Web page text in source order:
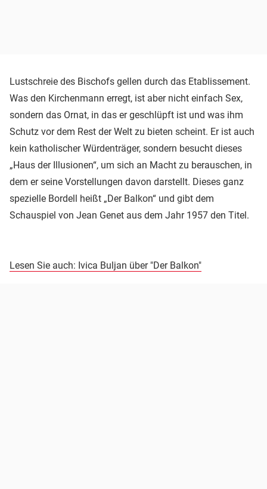
Lustschreie des Bischofs gellen durch das Etablissement.
Was den Kirchenmann erregt, ist aber nicht einfach Sex,
sondern das Ornat, in das er geschlüpft ist und was ihm
Schutz vor dem Rest der Welt zu bieten scheint. Er ist auch
kein katholischer Würdenträger, sondern besucht dieses
„Haus der Illusionen“, um sich an Macht zu berauschen, in
dem er seine Vorstellungen davon darstellt. Dieses ganz
spezielle Bordell heißt „Der Balkon“ und gibt dem
Schauspiel von Jean Genet aus dem Jahr 1957 den Titel.
Lesen Sie auch: Ivica Buljan über "Der Balkon"